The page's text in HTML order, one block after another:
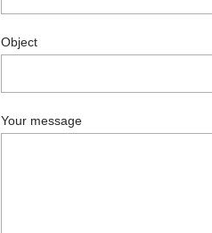
Object
Your message